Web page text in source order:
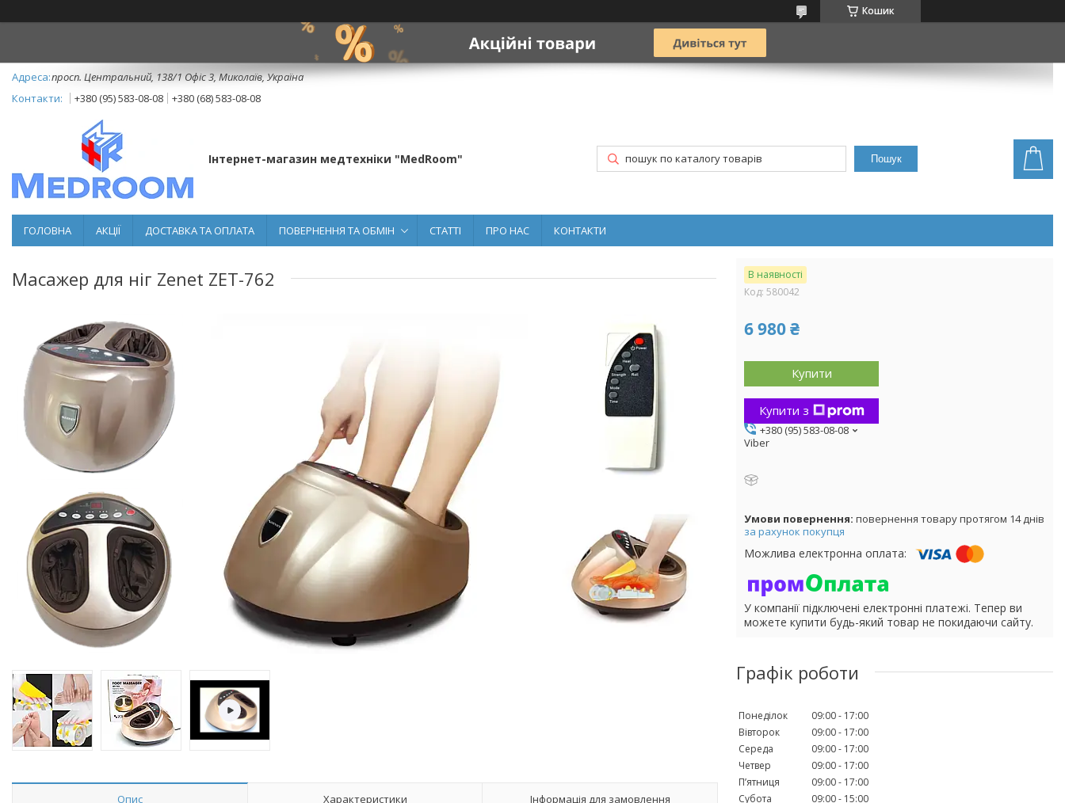
Кошик
просп. Центральний, 138/1 Офіс 3, Миколаїв, Україна
+380 (95) 583-08-08
+380 (68) 583-08-08
Інтернет-магазин медтехніки "MedRoom" Пошук
ГОЛОВНА АКЦІЇ ДОСТАВКА ТА ОПЛАТА ПОВЕРНЕННЯ ТА ОБМІН СТАТТІ ПРО НАС КОНТАКТИ
Масажер для ніг Zenet ZET-762
Опис Характеристики Інформація для замовлення
В наявності
Код: 580042
6 980 ₴
Купити
Купити з
+380 (95) 583-08-08
Viber
повернення товару протягом 14 днів
за рахунок покупця
У компанії підключені електронні платежі. Тепер ви
можете купити будь-який товар не покидаючи сайту.
Графік роботи
Понеділок 09:00
17:00
Вівторок
09:00
17:00
Середа
09:00
17:00
Четвер
09:00
17:00
Пʼятниця
09:00
17:00
Субота
09:00
15:00